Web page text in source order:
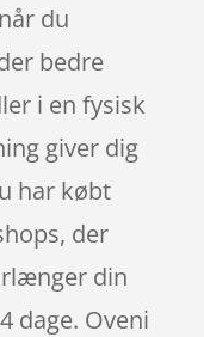
du
bedre
i en fysisk
giver dig
har købt
der
din
dage. Oveni